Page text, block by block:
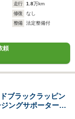
走行 1.8万km
修復
なし
整備
法定整備付
頼
ブラックラッピン
ングサポーター
ーラー 純正ナ